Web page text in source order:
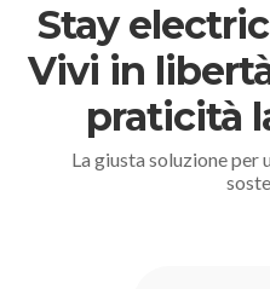
Stay
Vivi in
praticità
La giusta soluzione